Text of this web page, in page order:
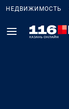
НЕДВИЖИМОСТЬ